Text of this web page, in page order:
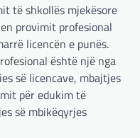
të shkollës mjekësore
provimit profesional
licencën e punës.
është një nga
së licencave, mbajtjes
për edukim të
së mbikëqyrjes